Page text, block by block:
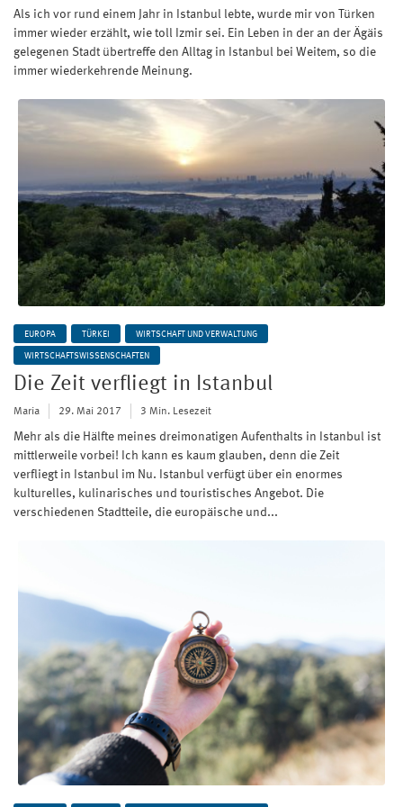
Als ich vor rund einem Jahr in Istanbul lebte, wurde mir von Türken
immer wieder erzählt, wie toll Izmir sei. Ein Leben in der an der Ägäis
gelegenen Stadt übertreffe den Alltag in Istanbul bei Weitem, so die
immer wiederkehrende Meinung.
EUROPA TÜRKEI WIRTSCHAFT UND VERWALTUNG
WIRTSCHAFTSWISSENSCHAFTEN
Die Zeit verfliegt in Istanbul
Maria 29. Mai 2017 3 Min. Lesezeit
Mehr als die Hälfte meines dreimonatigen Aufenthalts in Istanbul ist
mittlerweile vorbei! Ich kann es kaum glauben, denn die Zeit
verfliegt in Istanbul im Nu. Istanbul verfügt über ein enormes
kulturelles, kulinarisches und touristisches Angebot. Die
verschiedenen Stadtteile, die europäische und...